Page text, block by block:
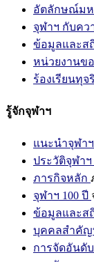
อัตลักษณ์มห
จุฬาฯ กับคว
ข้อมูลและส
หน่วยงานข
ร้องเรียนทุ
รู้จักจุฬาฯ
แนะนำจุฬาฯ
ประวัติจุฬาฯ
ภารกิจหลัก
จุฬาฯ 100 ปี
ข้อมูลและส
บุคคลสำคัญ
การจัดอันดั